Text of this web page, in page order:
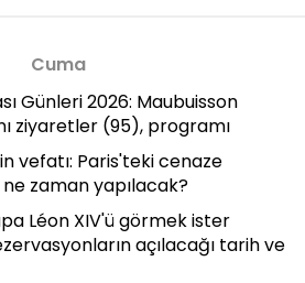
Cuma
Günleri 2026: Maubuisson
ziyaretler (95), programı
vefatı: Paris'teki cenaze
zaman yapılacak?
Léon XIV'ü görmek ister
açılacağı tarih ve